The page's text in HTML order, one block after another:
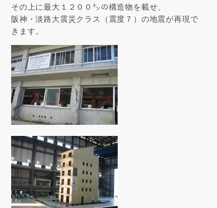
その上に最大１２００㌧の構造物を載せ、
阪神・淡路大震災クラス（震度７）の地震が再現で
きます。